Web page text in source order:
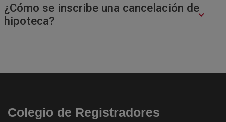
¿Cómo se inscribe una cancelación de
hipoteca?
Colegio de Registradores